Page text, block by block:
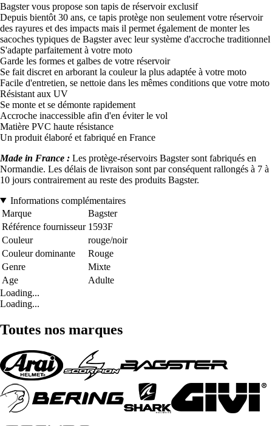
Bagster vous propose son tapis de réservoir exclusif
Depuis bientôt 30 ans, ce tapis protège non seulement votre réservoir
des rayures et des impacts mais il permet également de monter les
sacoches typiques de Bagster avec leur système d'accroche traditionnel
S'adapte parfaitement à votre moto
Garde les formes et galbes de votre réservoir
Se fait discret en arborant la couleur la plus adaptée à votre moto
Facile d'entretien, se nettoie dans les mêmes conditions que votre moto
Résistant aux UV
Se monte et se démonte rapidement
Accroche inaccessible afin d'en éviter le vol
Matière PVC haute résistance
Un produit élaboré et fabriqué en France
Made in France : Les protège-réservoirs Bagster sont fabriqués en
Normandie. Les délais de livraison sont par conséquent rallongés à 7 à
10 jours contrairement au reste des produits Bagster.
Informations complémentaires
Marque
Bagster
Référence fournisseur 1593F
Couleur
rouge/noir
Couleur dominante
Rouge
Genre
Mixte
Age
Adulte
Loading...
Loading...
Toutes nos marques